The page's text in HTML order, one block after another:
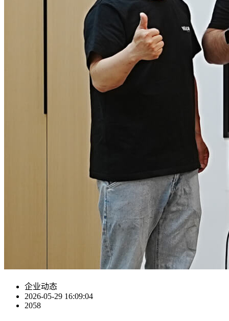
企业动态
2026-05-29 16:09:04
2058